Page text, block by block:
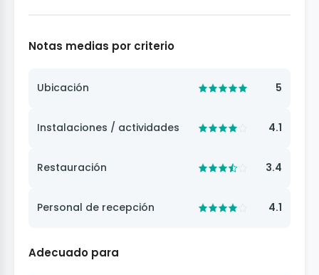
Notas medias por criterio
Ubicación 5
Instalaciones / actividades 4.1
Restauración 3.4
Personal de recepción 4.1
Adecuado para